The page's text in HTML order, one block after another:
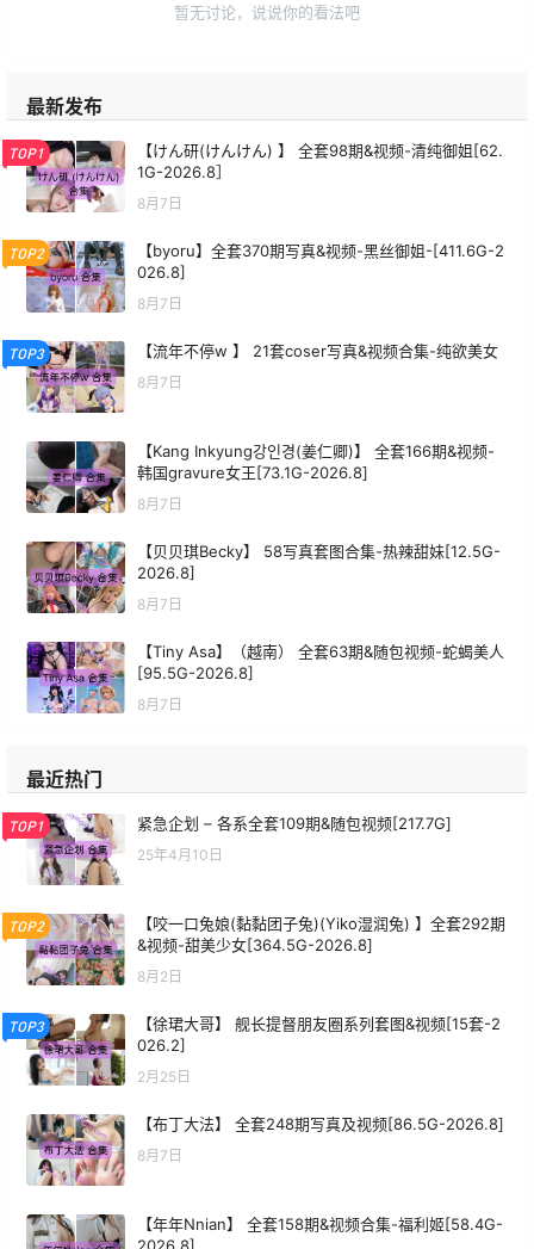
暂无讨论，说说你的看法吧
最新发布
TOP1
【けん研(けんけん) 】 全套98期&视频-清纯御姐[62.
1G-2026.8］
8月7日
TOP2
【byoru】全套370期写真&视频-黑丝御姐-[411.6G-2
026.8]
8月7日
TOP3 【流年不停w 】 21套coser写真&视频合集-纯欲美女
8月7日
【Kang Inkyung강인경(姜仁卿)】 全套166期&视频-
韩国gravure女王[73.1G-2026.8]
8月7日
【贝贝琪Becky】 58写真套图合集-热辣甜妹[12.5G-
2026.8]
8月7日
【Tiny Asa】（越南） 全套63期&随包视频-蛇蝎美人
[95.5G-2026.8]
8月7日
最近热门
TOP1 紧急企划 – 各系全套109期&随包视频[217.7G]
25年4月10日
TOP2
【咬一口兔娘(黏黏团子兔)(Yiko湿润兔) 】全套292期
&视频-甜美少女[364.5G-2026.8]
8月2日
TOP3
【徐珺大哥】 舰长提督朋友圈系列套图&视频[15套-2
026.2]
2月25日
【布丁大法】 全套248期写真及视频[86.5G-2026.8]
8月7日
【年年Nnian】 全套158期&视频合集-福利姬[58.4G-
2026.8]